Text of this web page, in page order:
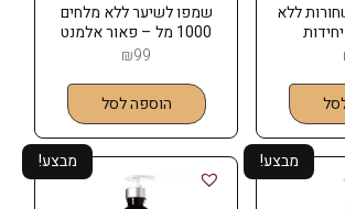
ללא
שמפו לשיער ללא מלחים
1000 מל – פאור אלמנט
POWER ELEMENT
₪99
הוספה לסל
מבצע! מבצע!